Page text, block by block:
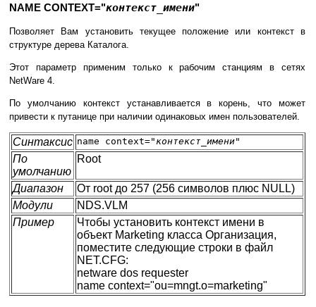
NAME CONTEXT="контекст_имени"
Позволяет Вам установить текущее положение или контекст в
структуре дерева Каталога.
Этот параметр применим только к рабочим станциям в сетях
NetWare 4.
По умолчанию контекст устанавливается в корень, что может
привести к путанице при наличии одинаковых имен пользователей.
Синтаксис name context=" контекст_имени"
По
умолчанию
Root
Диапазон
От root до 257 (256 символов плюс NULL)
Модули
NDS.VLM
Пример
Чтобы установить контекст имени в
объект Marketing класса Организация,
поместите следующие строки в файл
NET.CFG:
netware dos requester
name context="ou=mngt.o=marketing"